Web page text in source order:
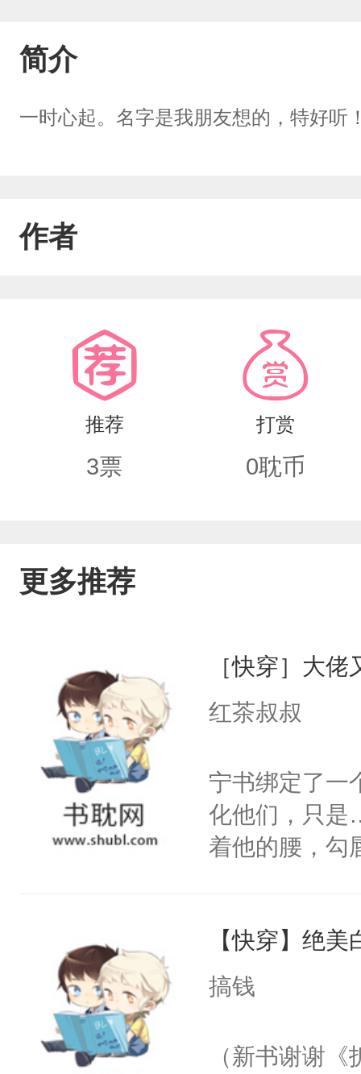
简介
一时心起。名字是我朋友想的，特好听
作者
推荐
3票
打赏
0耽币
更多推荐
［快穿］大
红茶叔叔
宁书绑定了一
化他们，只是
着他的腰，勾
来，给老公
用力——为你
【快穿】绝
搞钱
（新书谢谢